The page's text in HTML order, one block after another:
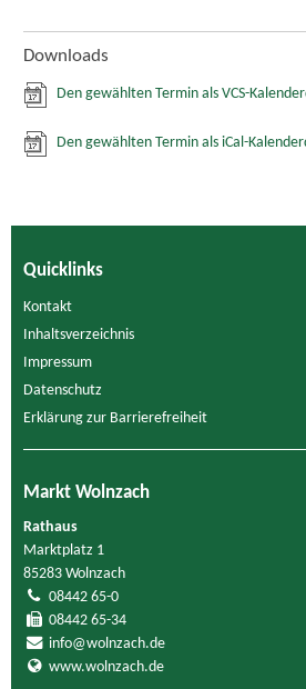
Downloads
Den gewählten Termin als VCS-
Den gewählten Termin als iCal-
Quicklinks
Kontakt
Inhaltsverzeichnis
Impressum
Datenschutz
Erklärung zur Barrierefreiheit
Markt Wolnzach
Rathaus
Marktplatz 1
85283 Wolnzach
08442 65-0
08442 65-34
info@wolnzach.de
www.wolnzach.de